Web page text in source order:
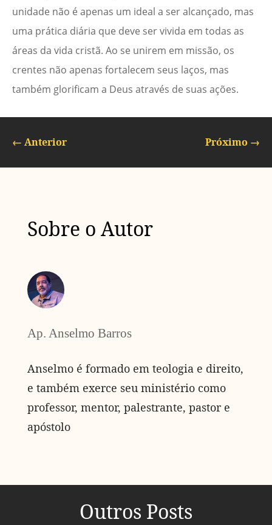
unidade não é apenas um ideal a ser alcançado, mas
uma prática diária que deve ser vivida em todas as
áreas da vida cristã. Ao se unirem em missão, os
crentes não apenas fortalecem seus laços, mas
também glorificam a Deus através de suas ações.
← Anterior Próximo →
Sobre o Autor
Ap. Anselmo Barros
Anselmo é formado em teologia e direito,
e também exerce seu ministério como
professor, mentor, palestrante, pastor e
apóstolo
Outros Posts